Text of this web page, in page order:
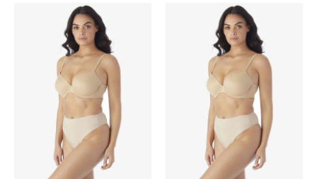
Αυτό
το
προϊόν
έχει
πολλαπλές
παραλλαγές.
επιλογές
μπορούν
να
επιλεγούν
Αυτό
το
προϊόν
έχει
πολλαπλές
παραλλαγές.
επιλογές
μπορούν
να
επιλεγούν